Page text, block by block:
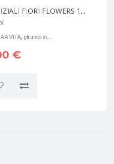
FIORI FLOWERS 1...
A VITA, gli unici in...
€